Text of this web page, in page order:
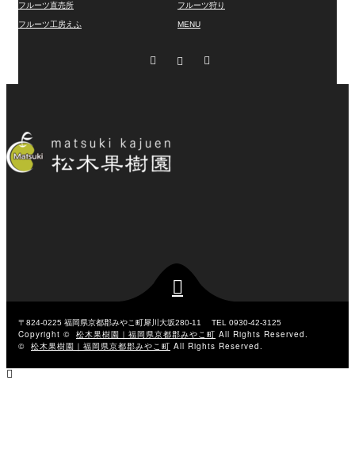
フルーツ直売所
フルーツ工房えふ
フルーツ狩り
MENU

〒824-0225 福岡県京都郡みやこ町犀川大坂280-11 TEL 0930-42-3125
Copyright © 松木果樹園｜福岡県京都郡みやこ町 All Rights Reserved.
© 松木果樹園｜福岡県京都郡みやこ町 All Rights Reserved.